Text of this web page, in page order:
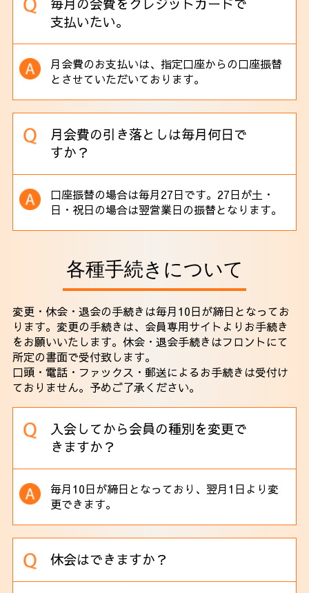
支払いたい。
月会費のお支払いは、指定口座からの口座振替
とさせていただいております。
月会費の引き落としは毎月何日で
すか？
口座振替の場合は毎月27日です。27日が土・
日・祝日の場合は翌営業日の振替となります。
各種手続きについて
変更・休会・退会の手続きは毎月10日が締日となってお
ります。変更の手続きは、会員専用サイトよりお手続き
をお願いいたします。休会・退会手続きはフロントにて
所定の書面で受付致します。
口頭・電話・ファックス・郵送によるお手続きは受付け
ておりません。予めご了承ください。
入会してから会員の種別を変更で
きますか？
毎月10日が締日となっており、翌月1日より変
更できます。
休会はできますか？